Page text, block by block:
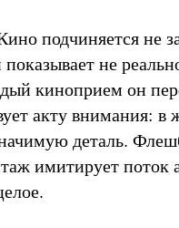
подчиняется не
не
киноприем он
акту внимания:
деталь.
имитирует